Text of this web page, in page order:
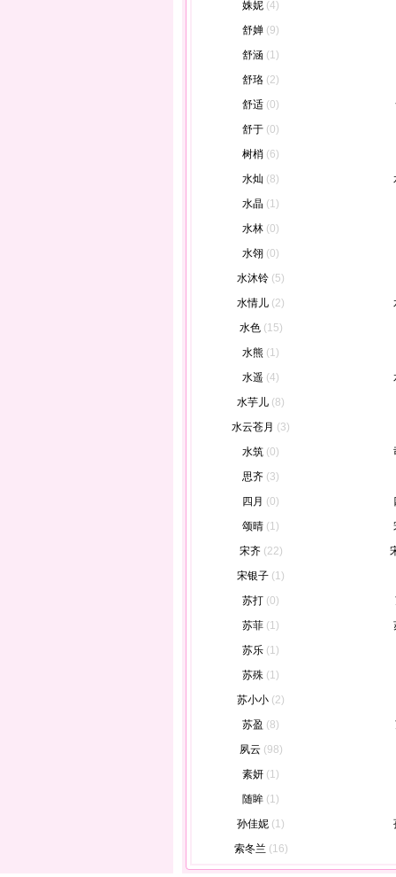
姝妮 (4)
舒婵 (9)
舒涵 (1)
舒珞 (2)
舒适 (0)
舒于 (0)
树梢 (6)
水灿 (8)
水晶 (1)
水林 (0)
水翎 (0)
水沐铃 (5)
水情儿 (2)
水色 (15)
水熊 (1)
水遥 (4)
水芋儿 (8)
水云苍月 (3)
水筑 (0)
思齐 (3)
四月 (0)
颂晴 (1)
宋齐 (22)
宋银子 (1)
苏打 (0)
苏菲 (1)
苏乐 (1)
苏殊 (1)
苏小小 (2)
苏盈 (8)
夙云 (98)
素妍 (1)
随眸 (1)
孙佳妮 (1)
索冬兰 (16)